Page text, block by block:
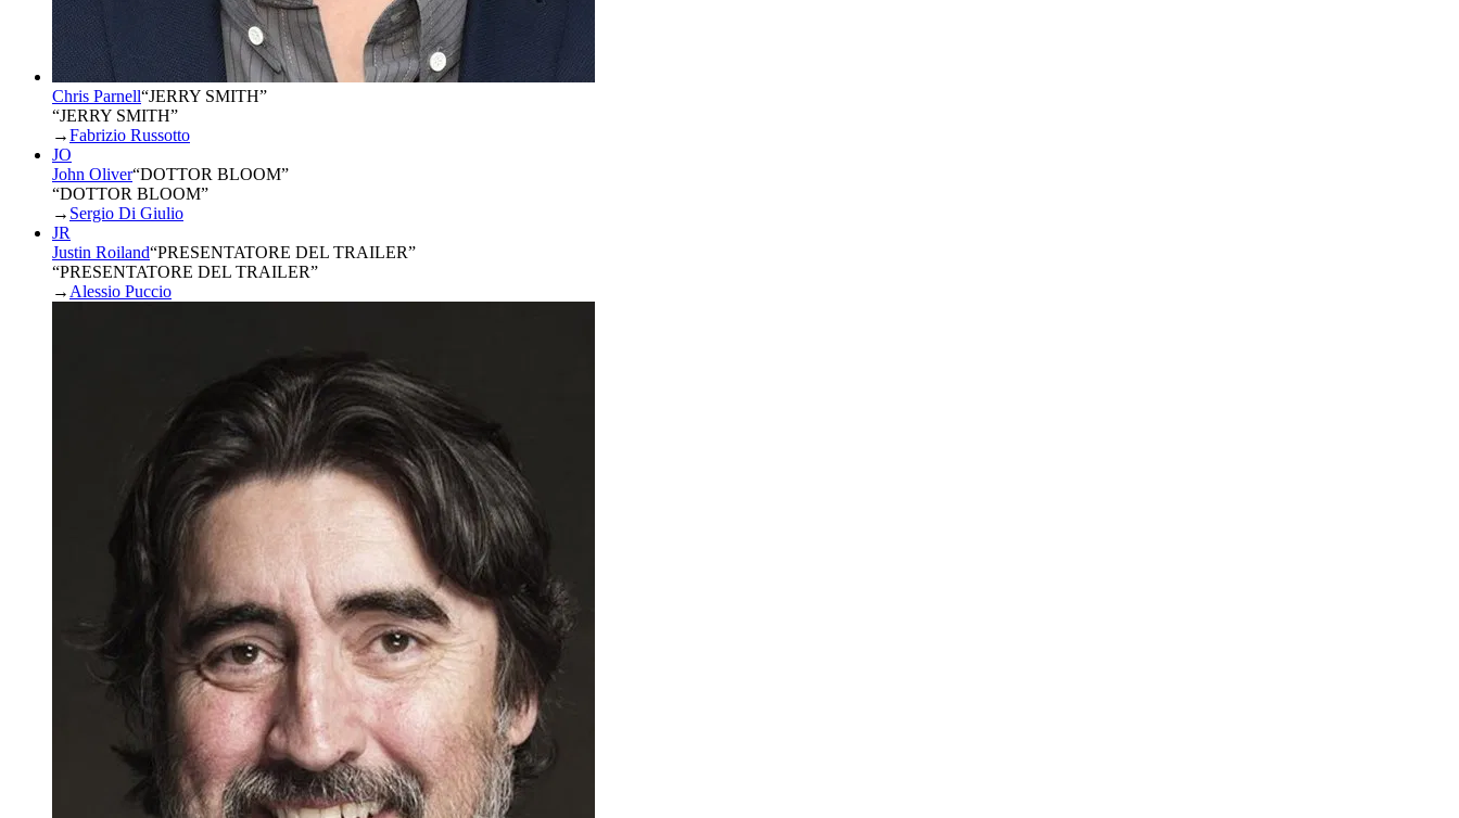
Chris Parnell“JERRY SMITH”
“JERRY SMITH”
→Fabrizio Russotto
JO
John Oliver“DOTTOR BLOOM”
“DOTTOR BLOOM”
→ Sergio Di Giulio
JR
Justin Roiland“PRESENTATORE DEL TRAILER”
“PRESENTATORE DEL TRAILER”
→ Alessio Puccio